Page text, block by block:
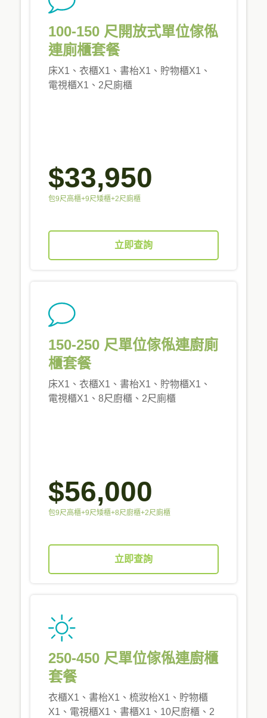
100-150 尺開放式單位傢俬
連廁櫃套餐
床X1、衣櫃X1、書枱X1、貯物櫃X1、
電視櫃X1、2尺廁櫃
$33,950
包9尺高櫃+9尺矮櫃+2尺廁櫃
立即查詢
150-250 尺單位傢俬連廚廁
櫃套餐
床X1、衣櫃X1、書枱X1、貯物櫃X1、
電視櫃X1、8尺廚櫃、2尺廁櫃
$56,000
包9尺高櫃+9尺矮櫃+8尺廚櫃+2尺廁櫃
立即查詢
250-450 尺單位傢俬連廚櫃
套餐
衣櫃X1、書枱X1、梳妝枱X1、貯物櫃
X1、電視櫃X1、書櫃X1、10尺廚櫃、2